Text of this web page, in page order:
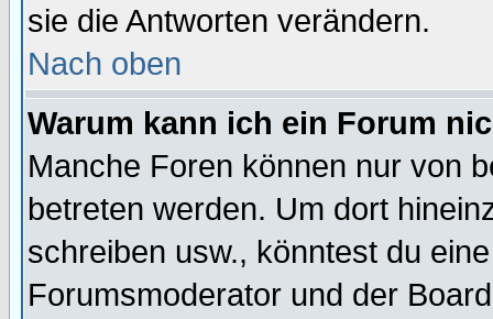
sie die Antworten verändern.
Nach oben
Warum kann ich ein Forum
Manche Foren können nur von
betreten werden. Um dort
schreiben usw., könntest du
Forumsmoderator und der